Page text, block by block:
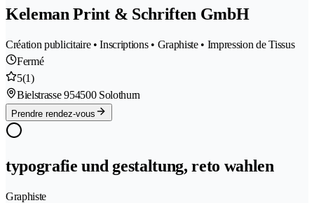
Keleman Print & Schriften GmbH
Création publicitaire • Inscriptions • Graphiste • Impression de Tissus
Fermé
5(1)
Bielstrasse 954500 Solothurn
Prendre rendez-vous
typografie und gestaltung, reto wahlen
Graphiste